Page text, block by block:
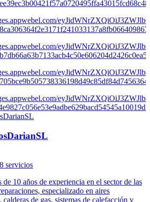
8 servicios
de 10 años de experiencia en el sector de las
especializado en aires
de gas, sistemas de calefacción y